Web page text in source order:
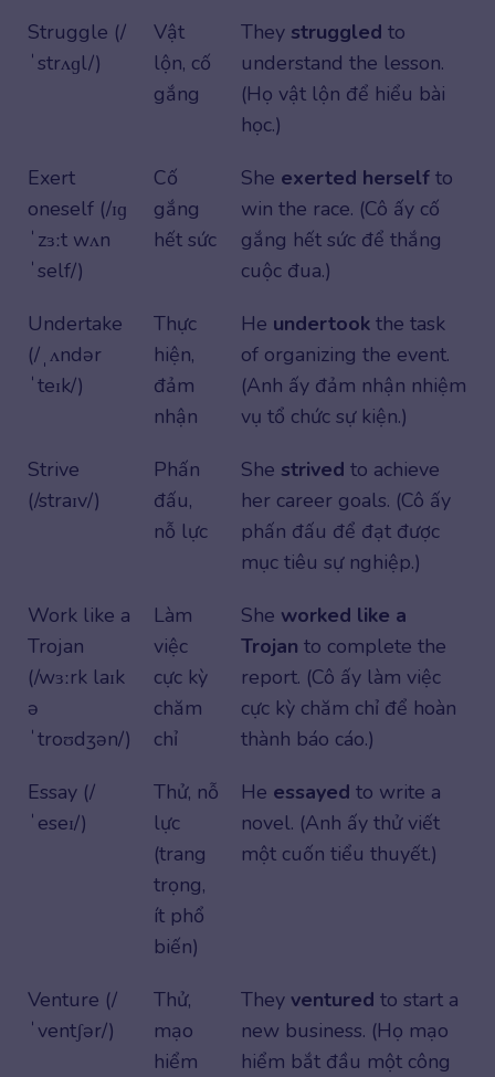
Struggle (/
ˈstrʌɡl/)
Vật
lộn, cố
gắng
They struggled to
understand the lesson.
(Họ vật lộn để hiểu bài
học.)
Exert
oneself (/ɪɡ
ˈzɜːt wʌn
ˈself/)
Cố
gắng
hết sức
She exerted herself to
win the race. (Cô ấy cố
gắng hết sức để thắng
cuộc đua.)
Undertake
(/ˌʌndər
ˈteɪk/)
Thực
hiện,
đảm
nhận
He undertook the task
of organizing the event.
(Anh ấy đảm nhận nhiệm
vụ tổ chức sự kiện.)
Strive
(/straɪv/)
Phấn
đấu,
nỗ lực
She strived to achieve
her career goals. (Cô ấy
phấn đấu để đạt được
mục tiêu sự nghiệp.)
Work like a
Trojan
(/wɜːrk laɪk
ə
ˈtroʊdʒən/)
Làm
việc
cực kỳ
chăm
chỉ
She worked like a
Trojan to complete the
report. (Cô ấy làm việc
cực kỳ chăm chỉ để hoàn
thành báo cáo.)
Essay (/
ˈeseɪ/)
Thử, nỗ
lực
(trang
trọng,
ít phổ
biến)
He essayed to write a
novel. (Anh ấy thử viết
một cuốn tiểu thuyết.)
Venture (/
ˈventʃər/)
Thử,
mạo
hiểm
They ventured to start a
new business. (Họ mạo
hiểm bắt đầu một công